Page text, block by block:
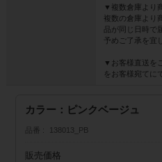
▼複数倉庫より
複数の倉庫より
品が同じ日時で
予めご了承を宜
▼お客様直送を
をお客様宛てに
カラー：ピンクベージュ
品番 138013_PB
販売価格